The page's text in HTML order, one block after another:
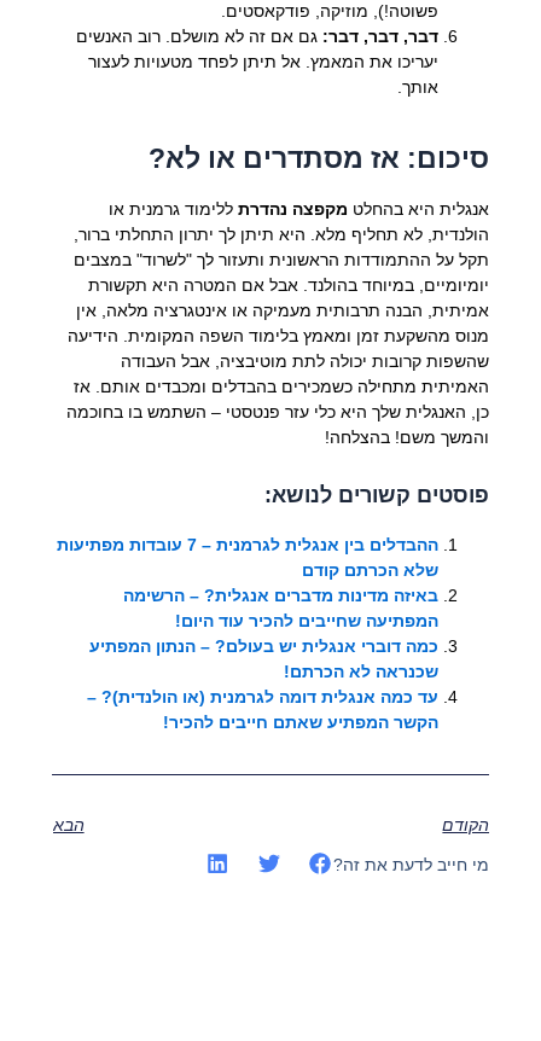
פשוטה!), מוזיקה, פודקאסטים.
דבר, דבר, דבר: גם אם זה לא מושלם. רוב האנשים
יעריכו את המאמץ. אל תיתן לפחד מטעויות לעצור
אותך.
סיכום: אז מסתדרים או לא?
אנגלית היא בהחלט מקפצה נהדרתללימוד גרמנית או
הולנדית, לא תחליף מלא. היא תיתן לך יתרון התחלתי ברור,
תקל על ההתמודדות הראשונית ותעזור לך "לשרוד" במצבים
יומיומיים, במיוחד בהולנד. אבל אם המטרה היא תקשורת
אמיתית, הבנה תרבותית מעמיקה או אינטגרציה מלאה, אין
מנוס מהשקעת זמן ומאמץ בלימוד השפה המקומית. הידיעה
שהשפות קרובות יכולה לתת מוטיבציה, אבל העבודה
האמיתית מתחילה כשמכירים בהבדלים ומכבדים אותם. אז
כן, האנגלית שלך היא כלי עזר פנטסטי – השתמש בו בחוכמה
והמשך משם! בהצלחה!
פוסטים קשורים לנושא:
ההבדלים בין אנגלית לגרמנית – 7 עובדות מפתיעות
שלא הכרתם קודם
באיזה מדינות מדברים אנגלית? – הרשימה
המפתיעה שחייבים להכיר עוד היום!
כמה דוברי אנגלית יש בעולם? – הנתון המפתיע
שכנראה לא הכרתם!
עד כמה אנגלית דומה לגרמנית (או הולנדית)? –
הקשר המפתיע שאתם חייבים להכיר!
הקודם הבא
מי חייב לדעת את זה?